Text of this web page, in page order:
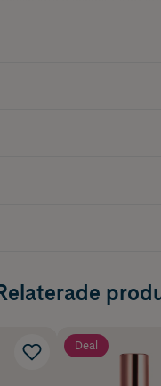
snabbt utan att tynga
för hår, glansgivande
Deal